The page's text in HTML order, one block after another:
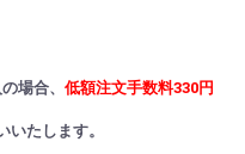
場合、 低額注文手数料330円
たします。